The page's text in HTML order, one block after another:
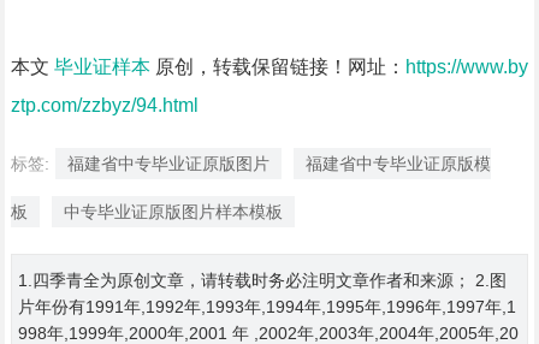
本文 毕业证样本原创，转载保留链接！网址： https://www.by
ztp.com/zzbyz/94.html
标签: 福建省中专毕业证原版图片 福建省中专毕业证原版模
板 中专毕业证原版图片样本模板
1.四季青全为原创文章，请转载时务必注明文章作者和来源； 2.图
片年份有1991年,1992年,1993年,1994年,1995年,1996年,1997年,1
998年,1999年,2000年,2001 年 ,2002年,2003年,2004年,2005年,20